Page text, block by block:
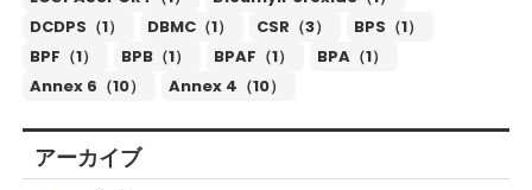
DCDPS（1）
DBMC（1） CSR（3）
BPS（1）
BPF（1）
BPB（1） BPAF（1）
BPA（1）
Annex 6（10）
Annex 4（10）
アーカイブ